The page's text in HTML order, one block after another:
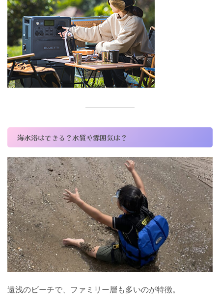
海水浴はできる？水質や雰囲気は？
遠浅のビーチで、ファミリー層も多いのが特徴。